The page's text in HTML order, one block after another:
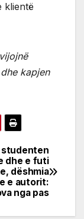
klientë
kapjen
studenten
dhe e futi
dëshmia
e autorit:
nga pas